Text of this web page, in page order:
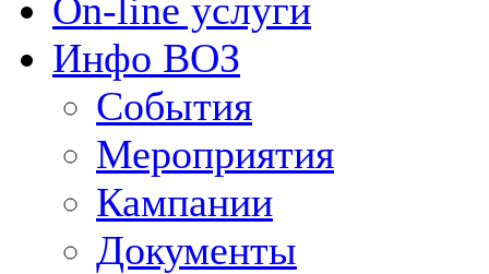
On-line услуги
Инфо ВОЗ
События
Мероприятия
Кампании
Документы